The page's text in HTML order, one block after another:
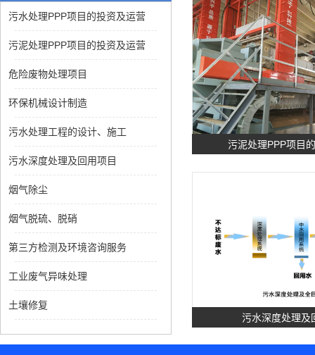
污水处理PPP项目的投资及运营
污泥处理PPP项目的投资及运营
危险废物处理项目
环保机械设计制造
污水处理工程的设计、施工
污水深度处理及回用项目
烟气除尘
烟气脱硫、脱硝
第三方检测及环境咨询服务
工业废气异味处理
土壤修复
污泥处理PPP项目
污水深度处理及